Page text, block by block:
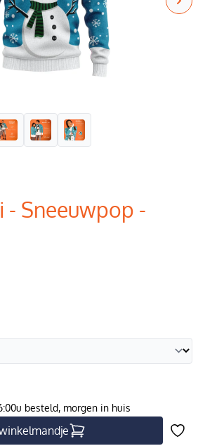
- Sneeuwpop -
besteld, morgen in huis